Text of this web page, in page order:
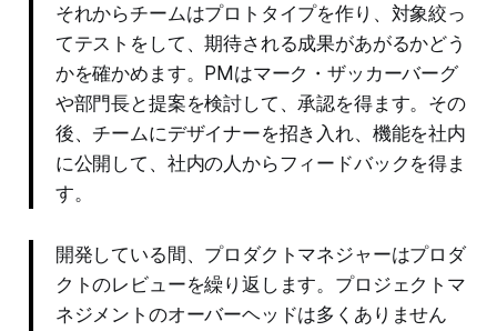
それからチームはプロトタイプを作り、対象絞っ
てテストをして、期待される成果があがるかどう
かを確かめます。PMはマーク・ザッカーバーグ
や部門長と提案を検討して、承認を得ます。その
後、チームにデザイナーを招き入れ、機能を社内
に公開して、社内の人からフィードバックを得ま
す。
開発している間、プロダクトマネジャーはプロダ
クトのレビューを繰り返します。プロジェクトマ
ネジメントのオーバーヘッドは多くありません